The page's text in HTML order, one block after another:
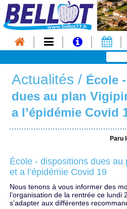
Actualités / École
dues au plan
a l’épidémie Covid
Paru
École - dispositions dues
et a l’épidémie Covid 19
Nous tenons à vous informer des
l’organisation de la rentrée ce lundi
s’adapter aux différentes